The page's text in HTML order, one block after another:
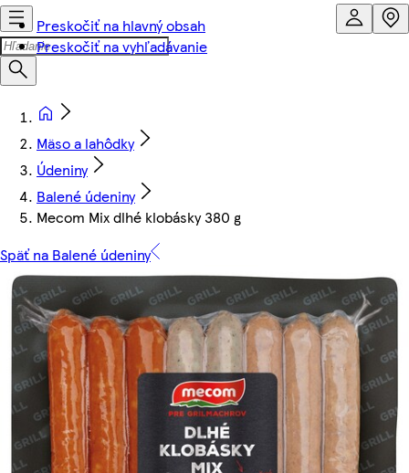
Preskočiť na hlavný obsah
Preskočiť na vyhľadávanie
Mäso a lahôdky
Údeniny
Balené údeniny
Mecom Mix dlhé klobásky 380 g
Späť na Balené údeniny